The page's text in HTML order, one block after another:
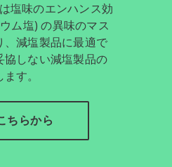
塩味のエンハンス効
ム塩) の異味のマス
、減塩製品に最適で
協しない減塩製品の
す。
ちらから